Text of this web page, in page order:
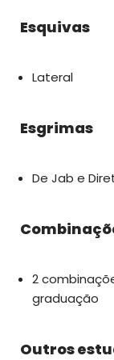
Esquivas
Lateral
Esgrimas
De Jab e
2
graduação
Outros